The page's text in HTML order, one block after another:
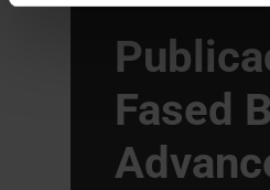
Fased